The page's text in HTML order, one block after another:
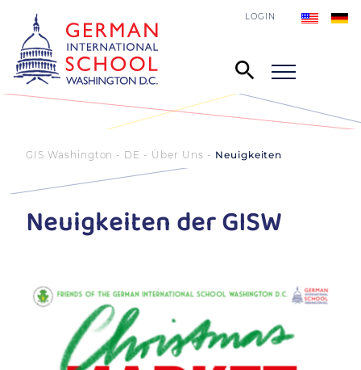
LOGIN
GIS Washington - DE Über Uns Neuigkeiten
Neuigkeiten der GISW